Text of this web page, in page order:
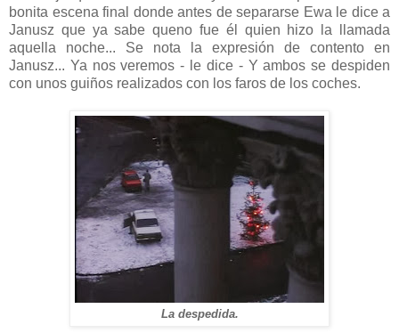
bonita escena final donde antes de separarse Ewa le dice a
Janusz que ya sabe queno fue él quien hizo la llamada
aquella noche... Se nota la expresión de contento en
Janusz... Ya nos veremos - le dice - Y ambos se despiden
con unos guiños realizados con los faros de los coches.
La despedida.